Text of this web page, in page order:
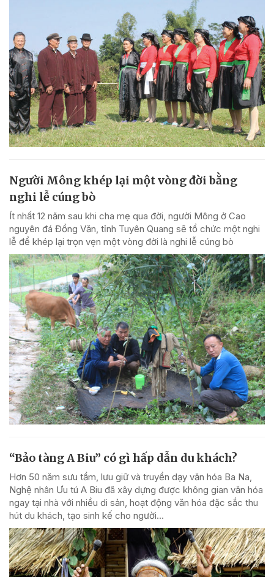
Người Mông khép lại một vòng đời bằng
nghi lễ cúng bò
Ít nhất 12 năm sau khi cha mẹ qua đời, người Mông ở Cao
nguyên đá Đồng Văn, tỉnh Tuyên Quang sẽ tổ chức một nghi
lễ để khép lại trọn vẹn một vòng đời là nghi lễ cúng bò
“Bảo tàng A Biu” có gì hấp dẫn du khách?
Hơn 50 năm sưu tầm, lưu giữ và truyền dạy văn hóa Ba Na,
Nghệ nhân Ưu tú A Biu đã xây dựng được không gian văn hóa
ngay tại nhà với nhiều di sản, hoạt động văn hóa đặc sắc thu
hút du khách, tạo sinh kế cho người...